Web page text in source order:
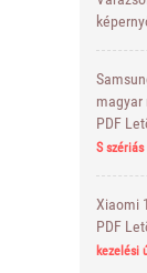
magyar
PDF
S
Xiaomi
PDF
kezelési